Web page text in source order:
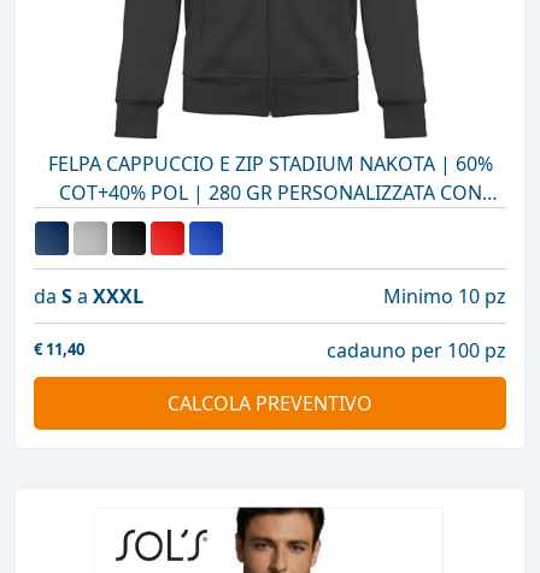
FELPA CAPPUCCIO E ZIP STADIUM NAKOTA | 60%
COT+40% POL | 280 GR PERSONALIZZATA CON
STAMPA O RICAMO
da Sa XXXL Minimo 10 pz
€ 11,40
cadauno per 100 pz
CALCOLA PREVENTIVO